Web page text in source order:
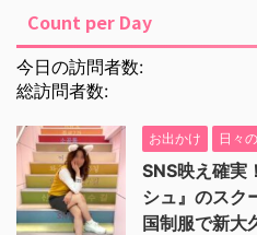
Count per Day
今日の訪問者数:
総訪問者数:
お出かけ 日々
SNS映え確実
シュ』のスク
国制服で新大